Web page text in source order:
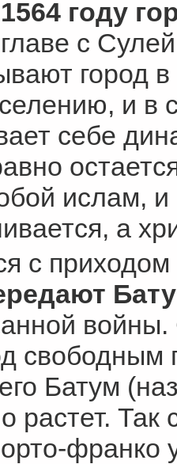
году
с
город в
и в
себе
ислам,
а
с
Батум
растет.